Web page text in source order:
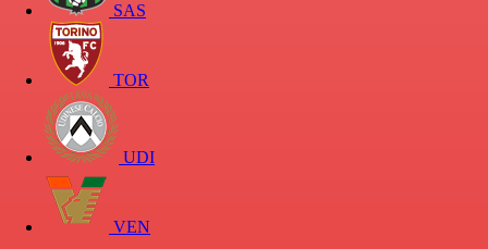
SAS
TOR
UDI
VEN